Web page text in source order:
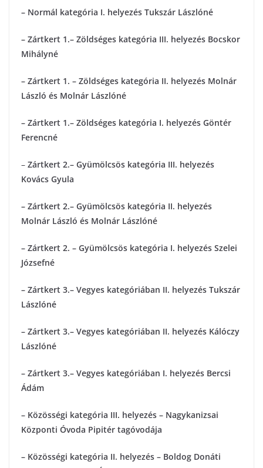
– Normál kategória I. helyezés Tukszár Lászlóné
– Zártkert 1.– Zöldséges kategória III. helyezés Bocskor
Mihályné
– Zártkert 1. – Zöldséges kategória II. helyezés Molnár
László és Molnár Lászlóné
– Zártkert 1.– Zöldséges kategória I. helyezés Göntér
Ferencné
– Zártkert 2.– Gyümölcsös kategória III. helyezés
Kovács Gyula
– Zártkert 2.– Gyümölcsös kategória II. helyezés
Molnár László és Molnár Lászlóné
– Zártkert 2. – Gyümölcsös kategória I. helyezés Szelei
Józsefné
– Zártkert 3.– Vegyes kategóriában II. helyezés Tukszár
Lászlóné
– Zártkert 3.– Vegyes kategóriában II. helyezés Kálóczy
Lászlóné
– Zártkert 3.– Vegyes kategóriában I. helyezés Bercsi
Ádám
– Közösségi kategória III. helyezés – Nagykanizsai
Központi Óvoda Pipitér tagóvodája
– Közösségi kategória II. helyezés – Boldog Donáti